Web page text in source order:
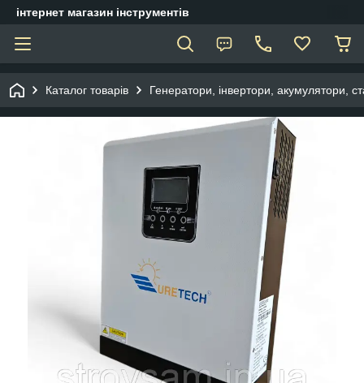
інтернет магазин інструментів
Каталог товарів Генератори, інвертори, акумулятори,